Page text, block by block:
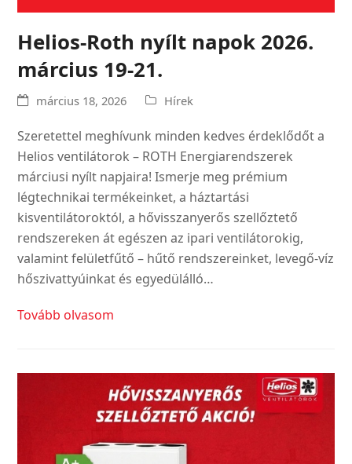
Helios-Roth nyílt napok 2026.
március 19-21.
március 18, 2026 Hírek
Szeretettel meghívunk minden kedves érdeklődőt a
Helios ventilátorok – ROTH Energiarendszerek
márciusi nyílt napjaira! Ismerje meg prémium
légtechnikai termékeinket, a háztartási
kisventilátoroktól, a hővisszanyerős szellőztető
rendszereken át egészen az ipari ventilátorokig,
valamint felületfűtő – hűtő rendszereinket, levegő-víz
hőszivattyúinkat és egyedülálló…
Tovább olvasom